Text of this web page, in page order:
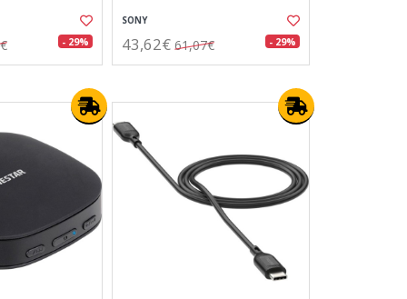
- 29%
SONY
43,62€ 61,07€ - 29%